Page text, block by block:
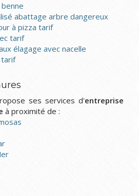
abattage arbre dangereux
à pizza tarif
tarif
élagage avec nacelle
tarif
ses services d'entreprise
à proximité de :